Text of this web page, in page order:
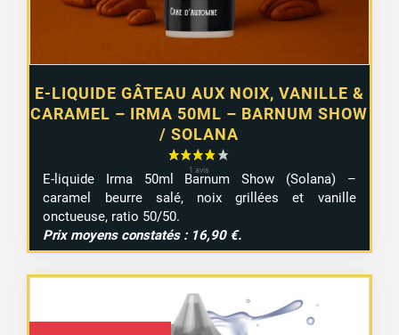
E-LIQUIDE GÂTEAU AUX NOIX, VANILLE &
CARAMEL – IRMA 50ML – BARNUM SHOW
/ SOLANA
E-liquide Irma 50ml Barnum Show (Solana) –
caramel beurre salé, noix grillées et vanille
onctueuse, ratio 50/50.
Prix moyens constatés : 16,90 €.